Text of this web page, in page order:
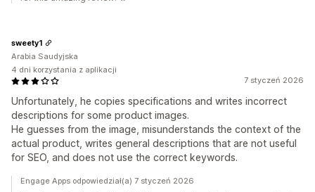
7 styczeń 2026
Unfortunately, he copies specifications and writes incorrect
descriptions for some product images.
He guesses from the image, misunderstands the context of the
actual product, writes general descriptions that are not useful
for SEO, and does not use the correct keywords.
sweety1
Arabia Saudyjska
4 dni korzystania z aplikacji
Engage Apps odpowiedział(a) 7 styczeń 2026